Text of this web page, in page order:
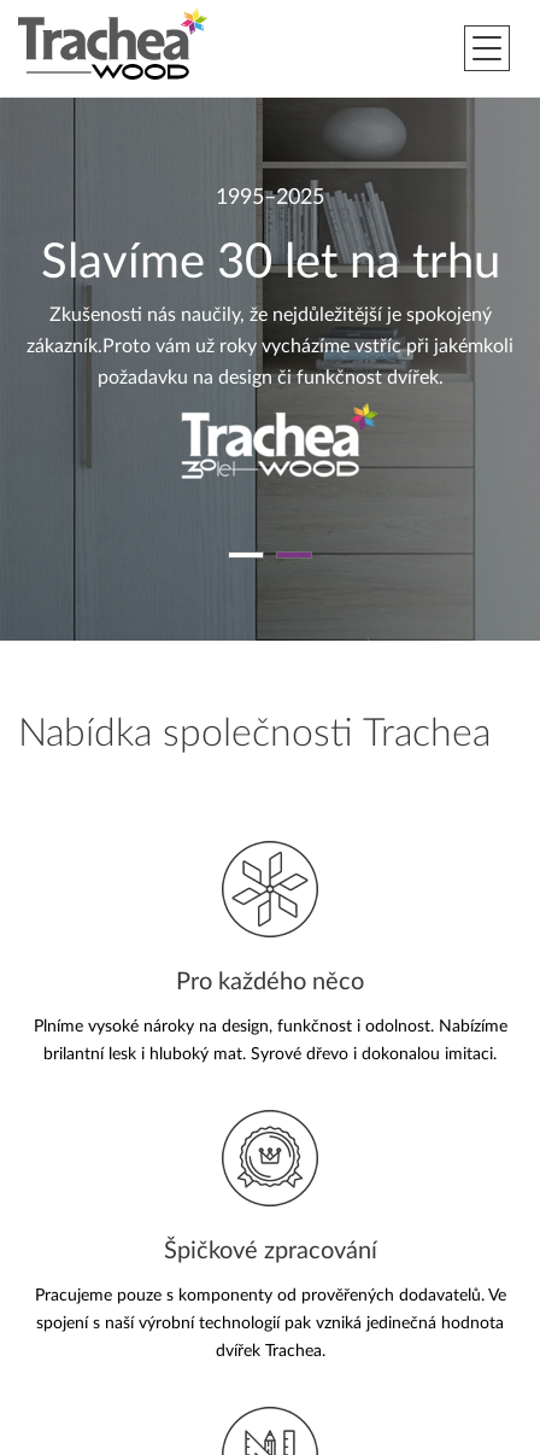
Získejte představu
Showroom
v Holešově
Do hodiny autem z Brna, Zlína i Olomouce
Nezávazně poptat termín
1995–2025
Slavíme 30 let na trhu
Zkušenosti nás naučily, že nejdůležitější je spokojený
zákazník.Proto vám už roky vycházíme vstříc při jakémkoli
požadavku na design či funkčnost dvířek.
Nabídka společnosti Trachea
Pro každého něco
Plníme vysoké nároky na design, funkčnost i odolnost. Nabízíme
brilantní lesk i hluboký mat. Syrové dřevo i dokonalou imitaci.
Špičkové zpracování
Pracujeme pouze s komponenty od prověřených dodavatelů. Ve
spojení s naší výrobní technologií pak vzniká jedinečná hodnota
dvířek Trachea.